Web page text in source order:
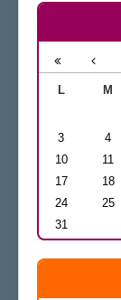
L M
3
4
10
11
17
18
24
25
31